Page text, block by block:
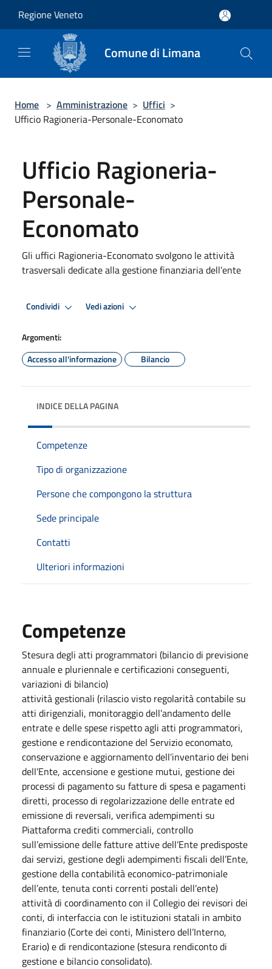
Regione Veneto
Comune di Limana
Home > Amministrazione > Uffici >
Ufficio Ragioneria-Personale-Economato
Ufficio Ragioneria-
Personale-
Economato
Gli uffici Ragioneria-Economato svolgono le attività
trasversali dedicate alla gestione finanziaria dell’ente
Condividi Vedi azioni
Argomenti:
Accesso all'informazione
Bilancio
INDICE DELLA PAGINA
Competenze
Tipo di organizzazione
Persone che compongono la struttura
Sede principale
Contatti
Ulteriori informazioni
Competenze
Stesura degli atti programmatori (bilancio di previsione
annuale e pluriennale e certificazioni conseguenti,
variazioni di bilancio)
attività gestionali (rilascio visto regolarità contabile su
atti dirigenziali, monitoraggio dell’andamento delle
entrate e delle spese rispetto agli atti programmatori,
gestione e rendicontazione del Servizio economato,
conservazione e aggiornamento dell’inventario dei beni
dell’Ente, accensione e gestione mutui, gestione dei
processi di pagamento su fatture di spesa e pagamenti
diretti, processo di regolarizzazione delle entrate ed
emissione di reversali, verifica adempimenti su
Piattaforma crediti commerciali, controllo
sull’emissione delle fatture attive dell’Ente predisposte
dai servizi, gestione degli adempimenti fiscali dell’Ente,
gestione della contabilità economico-patrimoniale
dell’ente, tenuta conti correnti postali dell’ente)
attività di coordinamento con il Collegio dei revisori dei
conti, di interfaccia con le istituzioni statali in ambito
finanziario (Corte dei conti, Ministero dell’Interno,
Erario) e di rendicontazione (stesura rendiconto di
gestione e bilancio consolidato).